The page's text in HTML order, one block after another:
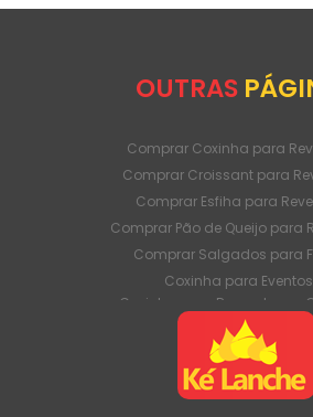
OUTRAS
Comprar Coxinha para
Comprar Croissant para
Comprar Esfiha para
Comprar Pão de Queijo para
Comprar Salgados para
Coxinha para Eventos
Coxinha para Revenda em
Quantidade
Coxinha para Venda Direto da
Coxinha para Venda em
Croissant para Revenda em